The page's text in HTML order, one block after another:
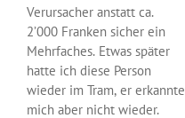
Verursacher anstatt ca.
2’000 Franken sicher ein
Mehrfaches. Etwas später
hatte ich diese Person
wieder im Tram, er erkannte
mich aber nicht wieder.